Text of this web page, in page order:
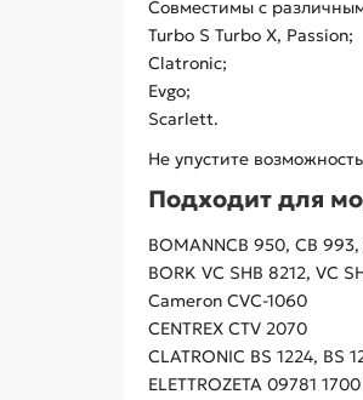
Совместимы с
Turbo S Turbo X, Passion;
Clatronic;
Evgo;
Scarlett.
Не упустите
Подходит для
BOMANNCB 950, CB
BORK VC SHB 8212, VC
Cameron CVC-1060
CENTREX CTV 2070
CLATRONIC BS 1224, BS
ELETTROZETA 09781